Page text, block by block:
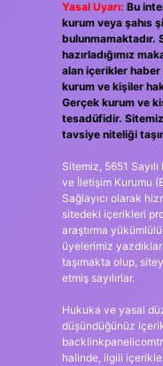
Yasal Uyarı: Bu
kurum veya şahıs
bulunmamaktadır.
hazırladığımız
alan içerikler
kurum ve kişiler
Gerçek kurum ve
tesadüfidir.
tavsiye niteliği
Sitemiz, 5651
ve İletişim Kurumu
Sağlayıcı olarak
sitedeki içerikleri
araştırma
üyelerimiz
taşımakta olup,
etmiş sayılırlar.
Hukuka ve yasal
düşündüğünüz
halinde, ilgili